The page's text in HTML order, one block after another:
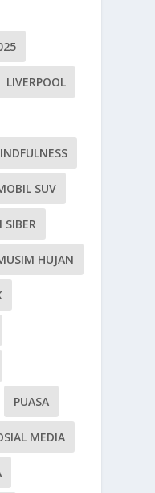
LIVERPOOL
SUV
SIBER
HUJAN
PUASA
MEDIA